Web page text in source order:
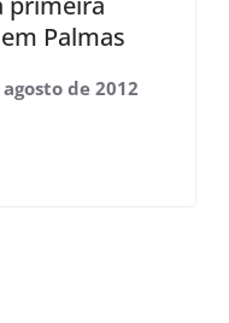
Palmas
de 2012